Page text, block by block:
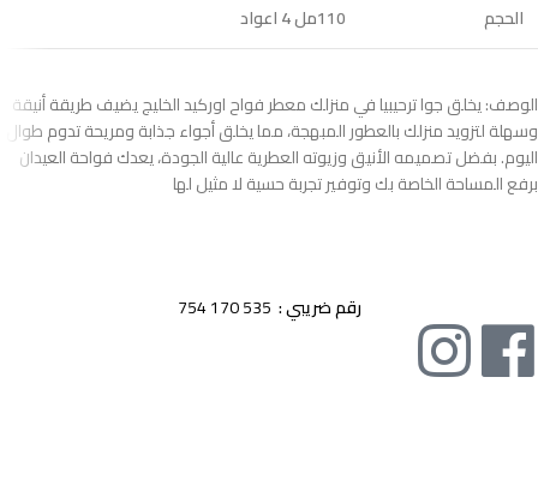
الحجم
110مل 4 اعواد
الوصف: يخلق جوا ترحيبيا في منزلك معطر فواح اوركيد الخليج يضيف طريقة أنيقة
وسهلة لتزويد منزلك بالعطور المبهجة، مما يخلق أجواء جذابة ومريحة تدوم طوال
اليوم. بفضل تصميمه الأنيق وزيوته العطرية عالية الجودة، يعدك فواحة العيدان
برفع المساحة الخاصة بك وتوفير تجربة حسية لا مثيل لها
رقم ضريبي :